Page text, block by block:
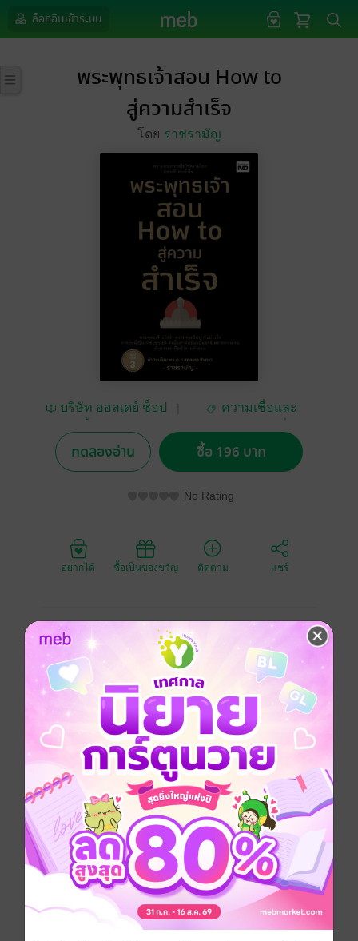
ล็อกอินเข้าระบบ
พระพุทธเจ้าสอน How to
สู่ความสำเร็จ
โดย ราชรามัญ
บริษัท ออลเดย์ ช็อป
ความเชื่อและ
ทดลองอ่าน ซื้อ 196 บาท
No Rating
อยากได้ ซื้อเป็นของขวัญ ติดตาม แชร์
สำนักพิมพ์ : MD ราคาปก : 245 บาท
คำว่า“ธรรม” อาจเป็นยาขมของใครบางคน โดยเฉพาะวัย
รุ่น หรือ ผู้อยู่ไกลธรรมทั้งกายใจ แต่ว่าผู้อยู่ชิดทั้งกาย วาจา
และใจ กลับมอง ว่าธรรมเป็นยาขนานเอกที่แก้โรคได้
สารพัดนึก โดยสาระสำคัญแล้ว ธรรมมีหลากหลายระดับ
ซึ่งเราสามารถเลือกสรรมาปฏิบัติได้ตาม ความเหมาะสม
หนังสือ “พระพุทธเจ้าสอน How to สู่ความสำเร็จ” เขียน
โดย ราชรามัญ นักคิด นักธรรม และนักเขียน ผู้นำแต่ละ
ข้อธรรม ที่พระพุทธเจ้าสอนมาเรียบเรียงใหม่ ด้วยภาษาที่
ร่วมสมัย อ่านง่าย เข้าใจง่าย และที่สำคัญเข้าถึงได้จริง
จากหลักฐานทางพระพุทธ ศาสนาพบว่า “พระพุทธเจ้าไม่
เคยสอนให้จน แต่สอนคนไม่ให้ โลภ” ซึ่งเป็นที่โดนใจผู้คน
คำว่า ความสำเร็จ ต่างมีนิยามที่แตกต่างกันออก ไป บาง
ครั้งอาจหมายถึงการมีเงินมีทอง บางครั้ง อาจจะหมายถึง
การทำงานที่บรรลุเป้าหมาย ทุกอย่างอยู่ที่เรา จะคิดและ
ตีความ แต่คำสอนของพระพุทธเจ้าที่แน่นอนที่สุดแล้ว เป็น
คำสอนที่ตรงชัด ไม่มีคำว่า และ แต่ หรือ เข้ามา กำกับ
เป็นคำสอนที่พูดอย่างไรเป็นอย่างนั้น หนังสือเล่มนี้เคยได้ตี
พิมพ์มา 2 ครั้ง เมื่อหลายปี ก่อน และเป็นหนังสือที่ได้รับ